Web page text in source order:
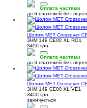
Оплата частями
до 6 платежей без
Шолом MET Crossover
3HM 149 CE00 XL RO1
3450 грн.
Оплата частями
до 6 платежей без
Шолом MET Crossover
3HM 149 CE00 XL VE1
3450 грн.
закінчується